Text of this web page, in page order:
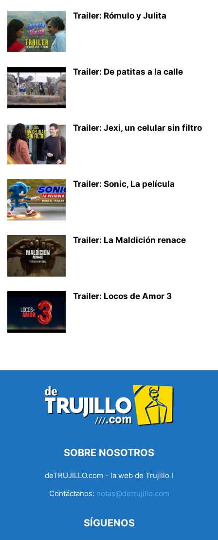
Trailer: Rómulo y Julita
Trailer: De patitas a la calle
Trailer: Jexi, un celular sin filtro
Trailer: Sonic, La película
Trailer: La Maldición renace
Trailer: Locos de Amor 3
SOBRE NOSOTROS
deTRUJILLO.com - la web de Trujillo !
Contáctanos: notas@detrujillo.com
SÍGUENOS